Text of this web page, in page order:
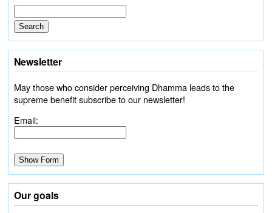
Newsletter
May those who consider perceiving Dhamma leads to the
supreme benefit subscribe to our newsletter!
Email:
Our goals